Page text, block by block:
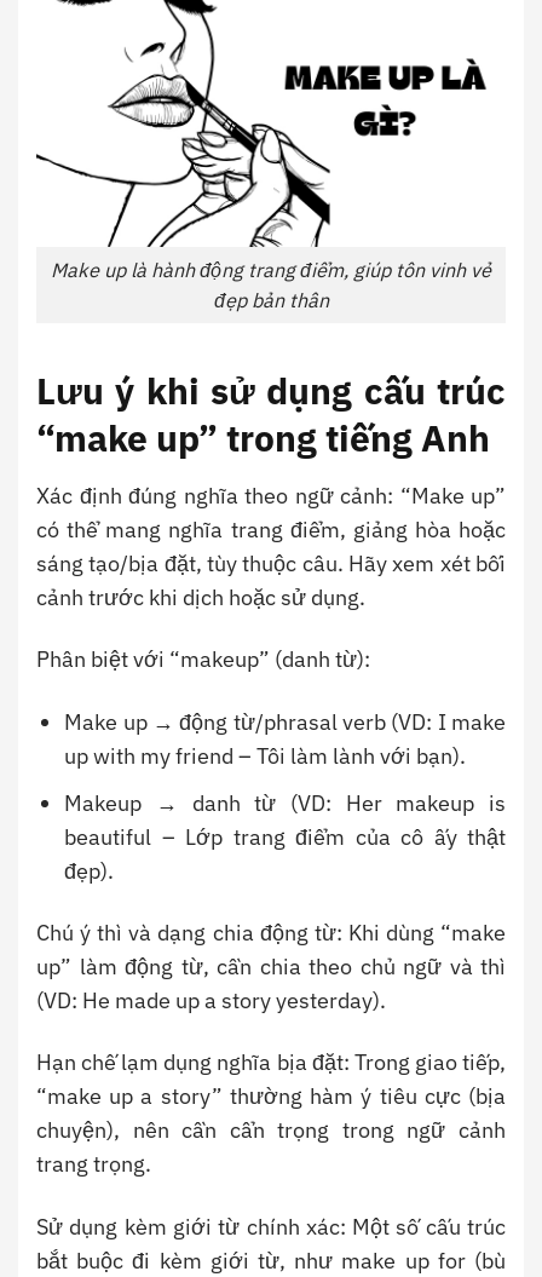
Make up là hành động trang điểm, giúp tôn vinh vẻ
đẹp bản thân
Lưu ý khi sử dụng cấu trúc
“make up” trong tiếng Anh
Xác định đúng nghĩa theo ngữ cảnh: “Make up”
có thể mang nghĩa trang điểm, giảng hòa hoặc
sáng tạo/bịa đặt, tùy thuộc câu. Hãy xem xét bối
cảnh trước khi dịch hoặc sử dụng.
Phân biệt với “makeup” (danh từ):
Make up → động từ/phrasal verb (VD: I make
up with my friend – Tôi làm lành với bạn).
Makeup → danh từ (VD: Her makeup is
beautiful – Lớp trang điểm của cô ấy thật
đẹp).
Chú ý thì và dạng chia động từ: Khi dùng “make
up” làm động từ, cần chia theo chủ ngữ và thì
(VD: He made up a story yesterday).
Hạn chế lạm dụng nghĩa bịa đặt: Trong giao tiếp,
“make up a story” thường hàm ý tiêu cực (bịa
chuyện), nên cần cẩn trọng trong ngữ cảnh
trang trọng.
Sử dụng kèm giới từ chính xác: Một số cấu trúc
bắt buộc đi kèm giới từ, như make up for (bù